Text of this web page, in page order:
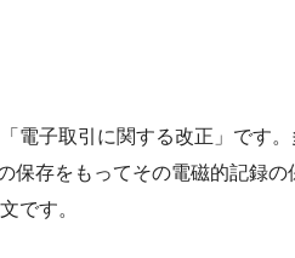
電子取引に関する改正」です
保存をもってその電磁的記録の
です。